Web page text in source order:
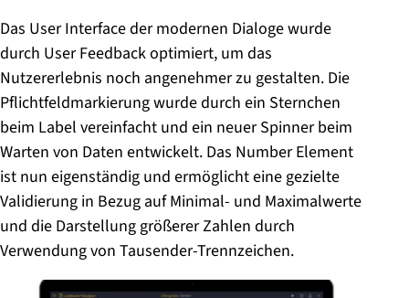
Das User Interface der modernen Dialoge wurde
durch User Feedback optimiert, um das
Nutzererlebnis noch angenehmer zu gestalten. Die
Pflichtfeldmarkierung wurde durch ein Sternchen
beim Label vereinfacht und ein neuer Spinner beim
Warten von Daten entwickelt. Das Number Element
ist nun eigenständig und ermöglicht eine gezielte
Validierung in Bezug auf Minimal- und Maximalwerte
und die Darstellung größerer Zahlen durch
Verwendung von Tausender-Trennzeichen.